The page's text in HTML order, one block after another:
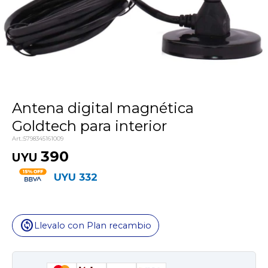
Antena digital magnética
Goldtech para interior
5798345161009
UYU 390
UYU 332
change_circleLlevalo con Plan recambio